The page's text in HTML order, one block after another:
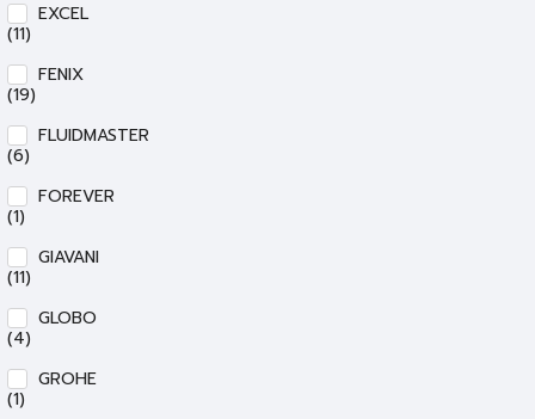
EXCEL
(11)
FENIX
(19)
FLUIDMASTER
(6)
FOREVER
(1)
GIAVANI
(11)
GLOBO
(4)
GROHE
(1)